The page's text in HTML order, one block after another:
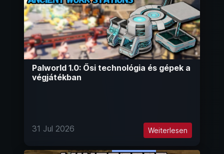
Palworld 1.0: Ősi technológia és gépek a
végjátékban
31 Jul 2026 Weiterlesen